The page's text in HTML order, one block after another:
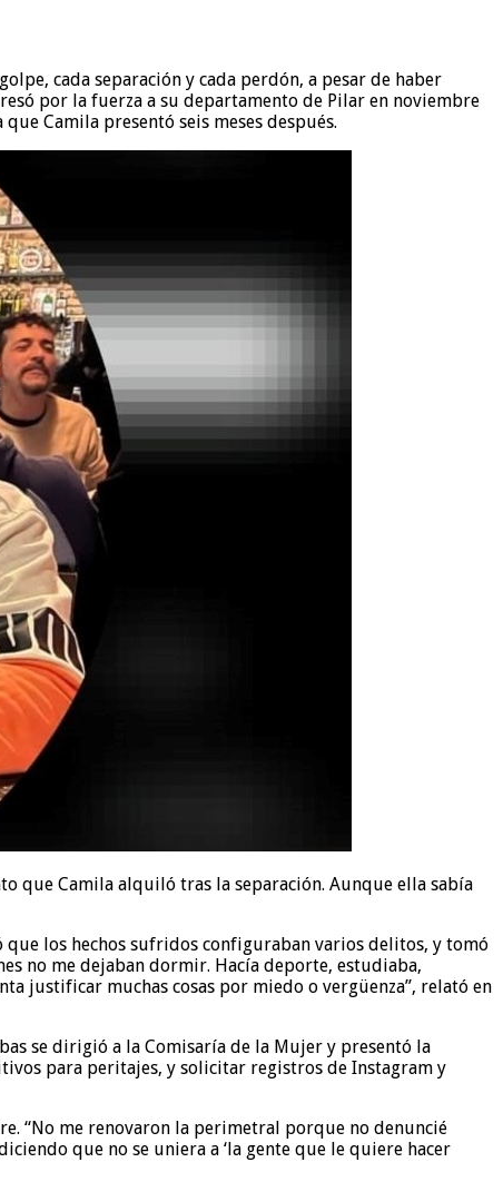
cada separación y cada perdón, a pesar de haber
por la fuerza a su departamento de Pilar en noviembre
Camila presentó seis meses después.
que Camila alquiló tras la separación. Aunque ella sabía
que los hechos sufridos configuraban varios delitos, y tomó
no me dejaban dormir. Hacía deporte, estudiaba,
justificar muchas cosas por miedo o vergüenza”, relató en
se dirigió a la Comisaría de la Mujer y presentó la
para peritajes, y solicitar registros de Instagram y
“No me renovaron la perimetral porque no denuncié
que no se uniera a ‘la gente que le quiere hacer